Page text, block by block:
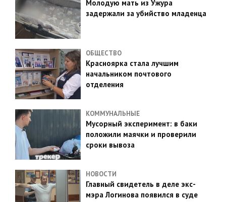
Молодую мать из Ужура
задержали за убийство младенца
ОБЩЕСТВО
Красноярка стала лучшим
начальником почтового
отделения
КОММУНАЛЬНЫЕ
Мусорный эксперимент: в баки
положили маячки и проверили
сроки вывоза
НОВОСТИ
Главный свидетель в деле экс-
мэра Логинова появился в суде